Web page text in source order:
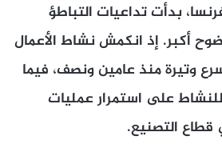
بدأت تداعيات التباطؤ
أكبر. إذ انكمش نشاط الأعمال
وتيرة منذ عامين ونصف، فيما
على استمرار عمليات
التصنيع.